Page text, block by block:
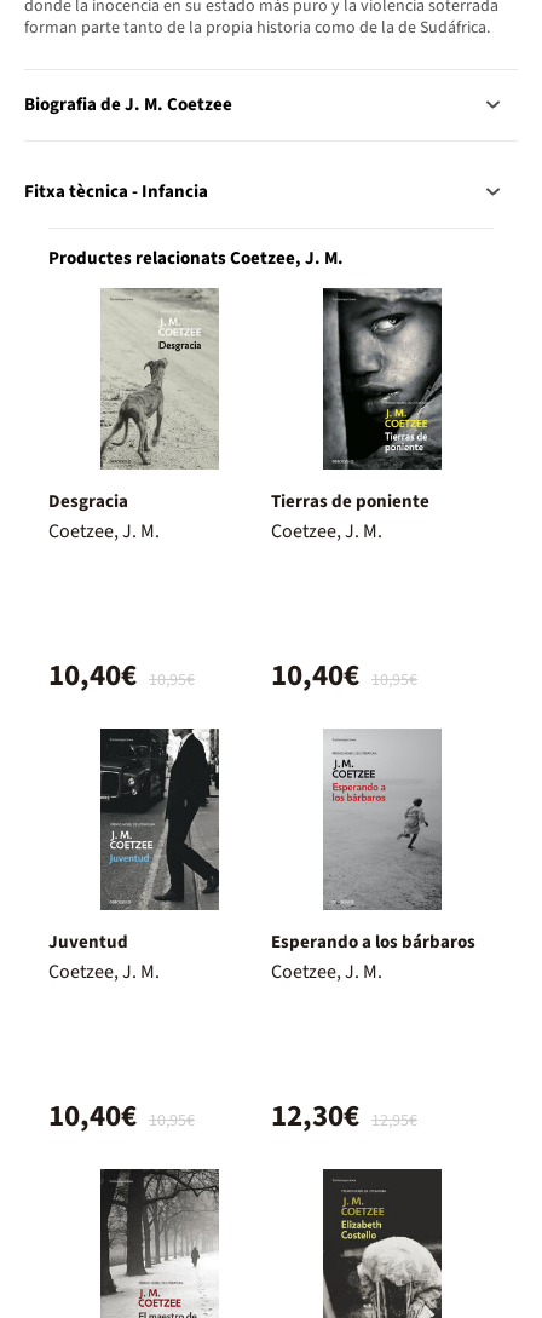
donde la inocencia en su estado más puro y la violencia soterrada
forman parte tanto de la propia historia como de la de Sudáfrica.
Biografia de J. M. Coetzee
Fitxa tècnica - Infancia
Productes relacionats Coetzee, J. M.
Desgracia
Coetzee, J. M.
10,95€
10,40€
Tierras de poniente
Coetzee, J. M.
10,95€
10,40€
Juventud
Coetzee, J. M.
10,95€
10,40€
Esperando a los bárbaros
Coetzee, J. M.
12,95€
12,30€